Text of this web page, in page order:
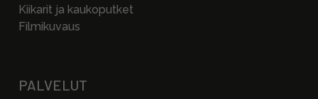
Kiikarit ja kaukoputket
Filmikuvaus
PALVELUT